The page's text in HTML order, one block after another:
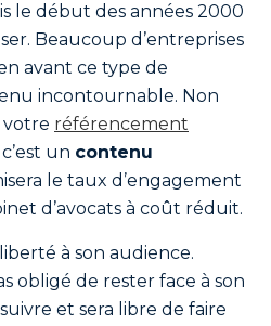
le début des années 2000
Beaucoup d’entreprises
avant ce type de
incontournable. Non
votre référencement
un contenu
le taux d’engagement
d’avocats à coût réduit.
à son audience.
obligé de rester face à son
et sera libre de faire